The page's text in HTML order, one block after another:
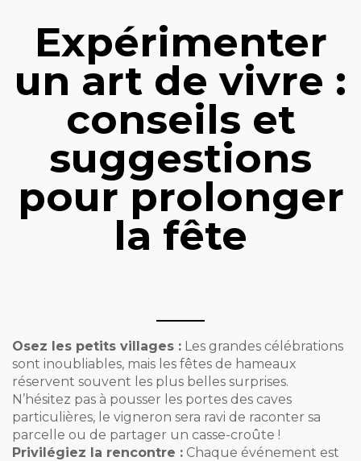
Expérimenter
un art de vivre :
conseils et
suggestions
pour prolonger
la fête
Osez les petits villages : Les grandes célébrations
sont inoubliables, mais les fêtes de hameaux
réservent souvent les plus belles surprises.
N’hésitez pas à pousser les portes des caves
particulières, le vigneron sera ravi de raconter sa
parcelle ou de partager un casse-croûte !
Privilégiez la rencontre : Chaque événement est